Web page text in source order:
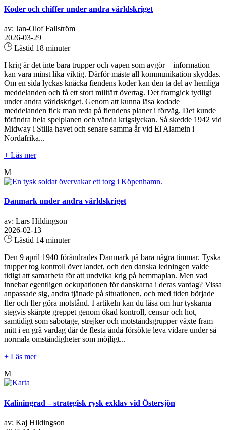
Koder och chiffer under andra världskriget
av: Jan-Olof Fallström
2026-03-29
Lästid 18 minuter
I krig är det inte bara trupper och vapen som avgör – information
kan vara minst lika viktig. Därför måste all kommunikation skyddas.
Om en sida lyckas knäcka fiendens koder kan den ta del av hemliga
meddelanden och få ett stort militärt övertag. Det framgick tydligt
under andra världskriget. Genom att kunna läsa kodade
meddelanden fick man reda på fiendens planer i förväg. Det kunde
förändra hela spelplanen och vända krigslyckan. Så skedde 1942 vid
Midway i Stilla havet och senare samma år vid El Alamein i
Nordafrika...
+ Läs mer
M
Danmark under andra världskriget
av: Lars Hildingson
2026-02-13
Lästid 14 minuter
Den 9 april 1940 förändrades Danmark på bara några timmar. Tyska
trupper tog kontroll över landet, och den danska ledningen valde
tidigt att samarbeta för att undvika krig på hemmaplan. Men vad
innebar egentligen ockupationen för danskarna i deras vardag? Vissa
anpassade sig, andra tjänade på situationen, och med tiden började
fler och fler göra motstånd. I artikeln kan du läsa om hur tyskarna
stegvis skärpte greppet genom ökad kontroll, censur och hot,
samtidigt som sabotage, strejker och motståndsgrupper växte fram –
mitt i en grå vardag där de flesta ändå försökte leva vidare under så
normala omständigheter som möjligt...
+ Läs mer
M
Kaliningrad – strategisk rysk exklav vid Östersjön
av: Kaj Hildingson